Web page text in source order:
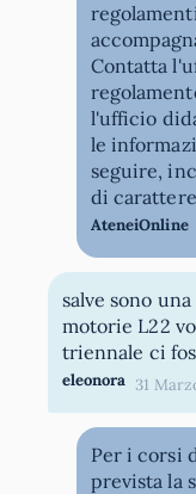
Contatta
l'ufficio
le
seguire,
di
AteneiOnline
salve sono
motorie L22
eleonora 31
Per i corsi
prevista la